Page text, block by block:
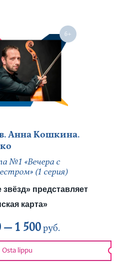
Анна Кошкина.
№1 «Вечера с
(1 серия)
представляет
карта»
— 1 500руб.
Osta lippu